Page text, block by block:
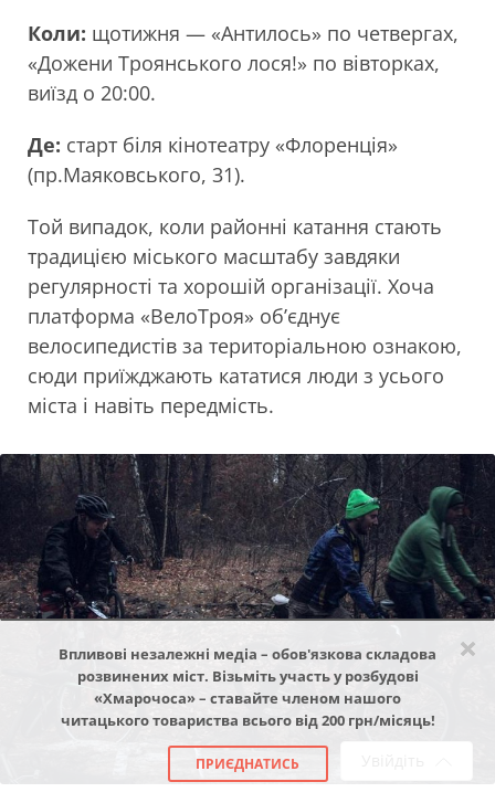
×
Впливові незалежні медіа – обов'язкова складова
розвинених міст. Візьміть участь у розбудові
«Хмарочоса» – ставайте членом нашого
читацького товариства всього від 200 грн/місяць!
ПРИЄДНАТИСЬ
Коли: щотижня — «Антилось» по четвергах,
«Дожени Троянського лося!» по вівторках,
виїзд о 20:00.
Де: старт біля кінотеатру «Флоренція»
(пр.Маяковського, 31).
Той випадок, коли районні катання стають
традицією міського масштабу завдяки
регулярності та хорошій організації. Хоча
платформа «ВелоТроя» об’єднує
велосипедистів за територіальною ознакою,
сюди приїжджають кататися люди з усього
міста і навіть передмість.